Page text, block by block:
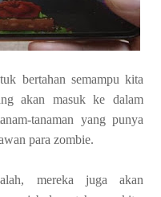
bertahan semampu kita
akan masuk ke dalam
tanaman yang punya
para zombie.
mereka juga akan